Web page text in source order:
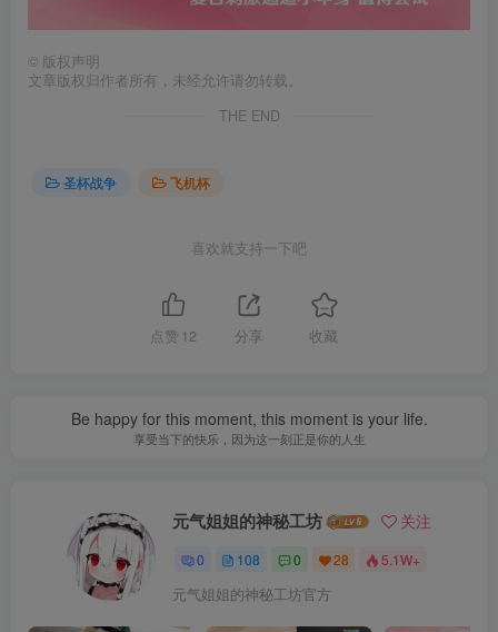
© 版权声明
文章版权归作者所有，未经允许请勿转载。
THE END
圣杯战争 飞机杯
喜欢就支持一下吧
点赞 12 分享 收藏
Be happy for this moment, this moment is your life.
享受当下的快乐，因为这一刻正是你的人生
元气姐姐的神秘工坊 关注
0 108 0 28 5.1W+
元气姐姐的神秘工坊官方